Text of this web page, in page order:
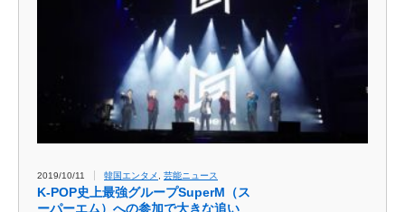
2019/10/11 韓国エンタメ 芸能ニュース
K-POP史上最強グループSuperM（ス
ーパーエム）への参加で大きな追い